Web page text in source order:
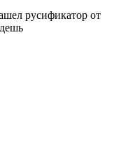
русификатор от